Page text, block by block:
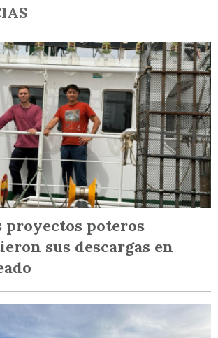
proyectos poteros
sus descargas en